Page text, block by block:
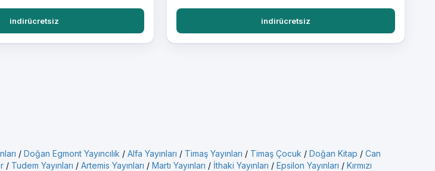
indirücretsiz indirücretsiz
/ Doğan Egmont Yayıncılık / Alfa Yayınları / Timaş Yayınları / Timaş Çocuk / Doğan Kitap / Can
/ Tudem Yayınları / Artemis Yayınları / Martı Yayınları / İthaki Yayınları / Epsilon Yayınları / Kırmızı